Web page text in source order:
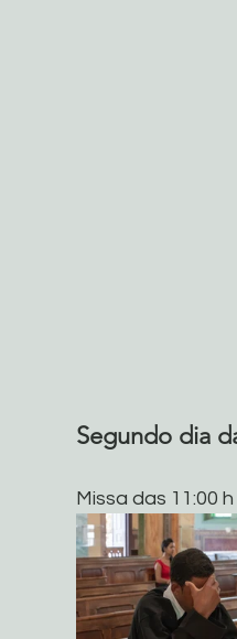
Segundo dia
Missa das 11:00 h